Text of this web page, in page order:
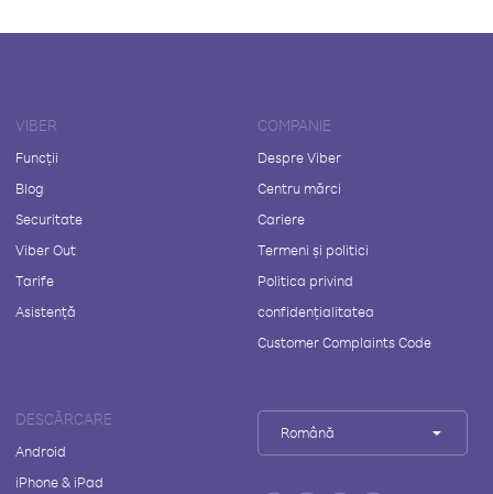
VIBER
Funcții
Blog
Securitate
Viber Out
Tarife
Asistență
COMPANIE
Despre Viber
Centru mărci
Cariere
Termeni și politici
Politica privind
confidențialitatea
Customer Complaints Code
DESCĂRCARE
Android
iPhone & iPad
Română